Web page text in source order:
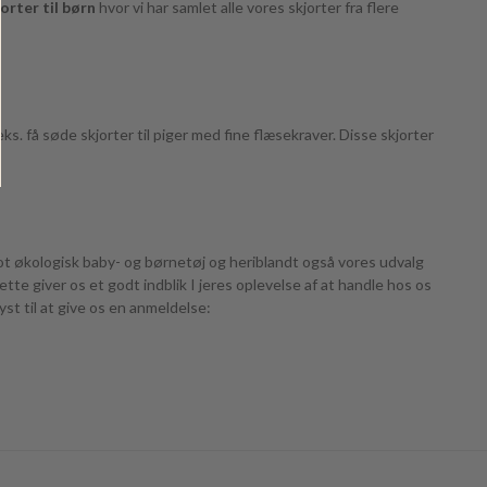
til børn hvor vi har samlet alle vores skjorter fra flere
få søde skjorter til piger med fine flæsekraver. Disse skjorter
økologisk baby- og børnetøj og heriblandt også vores udvalg
giver os et godt indblik I jeres oplevelse af at handle hos os
til at give os en anmeldelse: